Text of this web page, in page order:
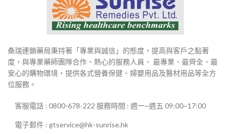
桑瑞連鎖藥局秉持著「專業與誠信」的態度，提高與客戶之黏著
度，與專業藥師團隊合作、熱心的服務人員、 最專業、最齊全、最
安心的購物環境，提供各式營養保健、婦嬰用品及醫材用品等全方
位服務。
客服電話 : 0800-678-222 服務時間 : 週一~週五 09:00~17:00
電子郵件 : gtservice@hk-sunrise.hk